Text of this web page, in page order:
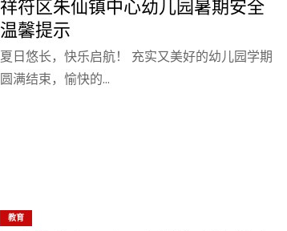
祥符区朱仙镇中心幼儿园暑期安全
温馨提示
夏日悠长，快乐启航！ 充实又美好的幼儿园学期
圆满结束，愉快的…
教育